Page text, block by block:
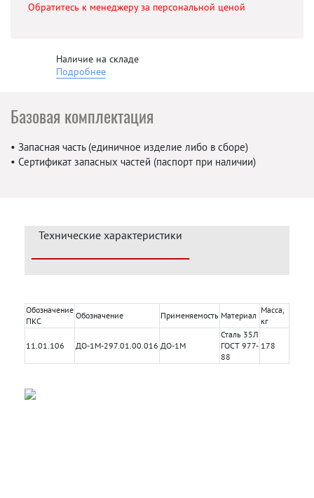
Обратитесь к менеджеру за персональной ценой
Наличие на складе
Подробнее
Базовая комплектация
• Запасная часть (единичное изделие либо в сборе)
• Сертификат запасных частей (паспорт при наличии)
Технические характеристики
Обозначение
ПКС
Обозначение Применяемость Материал
Масса,
кг
11.01.106 ДО-1М-297.01.00.016 ДО-1М
Сталь 35Л
ГОСТ 977-
88
178